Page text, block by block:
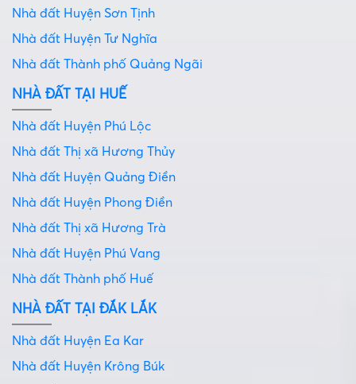
Nhà đất Huyện Sơn Tịnh
Nhà đất Huyện Tư Nghĩa
Nhà đất Thành phố Quảng Ngãi
NHÀ ĐẤT TẠI HUẾ
Nhà đất Huyện Phú Lộc
Nhà đất Thị xã Hương Thủy
Nhà đất Huyện Quảng Điền
Nhà đất Huyện Phong Điền
Nhà đất Thị xã Hương Trà
Nhà đất Huyện Phú Vang
Nhà đất Thành phố Huế
NHÀ ĐẤT TẠI ĐẮK LẮK
Nhà đất Huyện Ea Kar
Nhà đất Huyện Krông Búk